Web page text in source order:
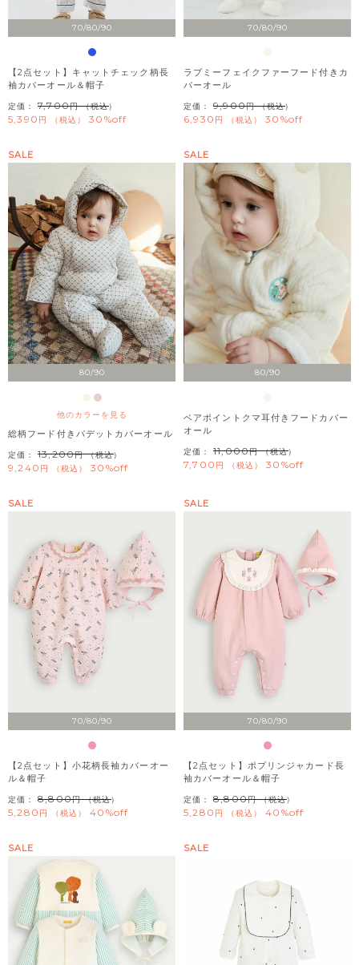
70/80/90
【2点セット】キャットチェック柄長
袖カバーオール＆帽子
定価： 7,700 （税込）
5,390 税込 30%off
70/80/90
ラブミーフェイクファーフード付きカ
バーオール
定価： 9,900 （税込）
6,930 税込 30%off
80/90
他のカラーを見る
SALE
総柄フード付きパデットカバーオール
定価： 13,200 （税込）
9,240 税込 30%off
80/90
SALE
ベアポイントクマ耳付きフードカバー
オール
定価： 11,000 （税込）
7,700 税込 30%off
70/80/90
SALE
【2点セット】小花柄長袖カバーオー
ル＆帽子
定価： 8,800 （税込）
5,280 税込 40%off
70/80/90
SALE
【2点セット】ポプリンジャカード長
袖カバーオール＆帽子
定価： 8,800 （税込）
5,280 税込 40%off
SALE SALE